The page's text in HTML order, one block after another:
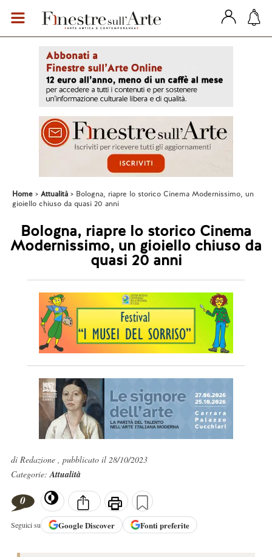
Home Attualità
Bologna, riapre lo storico Cinema Modernissimo, un
gioiello chiuso da quasi 20 anni
Bologna, riapre lo storico Cinema
Modernissimo, un gioiello chiuso da
quasi 20 anni
di Redazione , pubblicato il 28/10/2023
Categorie:Attualità
0
Seguici su GoogleDiscover Fonti preferite